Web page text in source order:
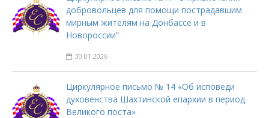
добровольцев для помощи пострадавшим
мирным жителям на Донбассе и в
Новороссии”
30.01.2026
Циркулярное письмо № 14 «Об исповеди
духовенства Шахтинской епархии в период
Великого поста»